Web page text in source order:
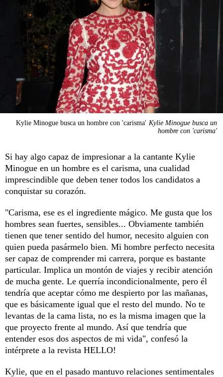
Kylie Minogue busca un hombre con 'carisma' Kylie Minogue busca un
hombre con 'carisma'
Si hay algo capaz de impresionar a la cantante Kylie
Minogue en un hombre es el carisma, una cualidad
imprescindible que deben tener todos los candidatos a
conquistar su corazón.
"Carisma, ese es el ingrediente mágico. Me gusta que los
hombres sean fuertes, sensibles... Obviamente también
tienen que tener sentido del humor, necesito alguien con
quien pueda pasármelo bien. Mi hombre perfecto necesita
ser capaz de comprender mi carrera, porque es bastante
particular. Implica un montón de viajes y recibir atención
de mucha gente. Le querría incondicionalmente, pero él
tendría que aceptar cómo me despierto por las mañanas,
que es básicamente igual que el resto del mundo. No te
levantas de la cama lista, no es la misma imagen que la
que proyecto frente al mundo. Así que tendría que
entender esos dos aspectos de mi vida", confesó la
intérprete a la revista HELLO!
Kylie, que en el pasado mantuvo relaciones sentimentales